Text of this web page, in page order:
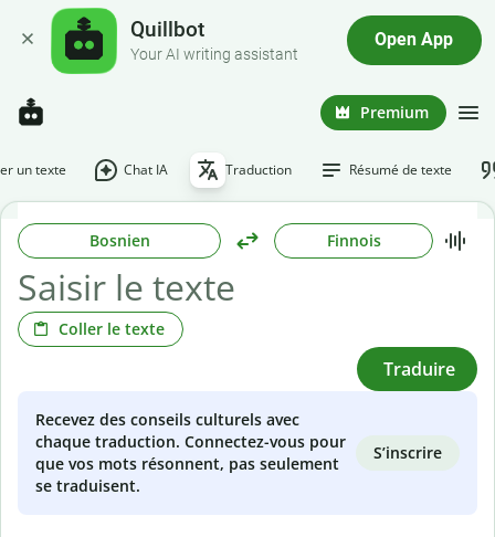
Quillbot
Your AI writing assistant
Open App
Premium
un texte Chat IA Traduction Résumé de texte
Bosnien Finnois
Coller le texte
Traduire
Recevez des conseils culturels avec
chaque traduction. Connectez-vous pour
que vos mots résonnent, pas seulement
se traduisent.
S’inscrire